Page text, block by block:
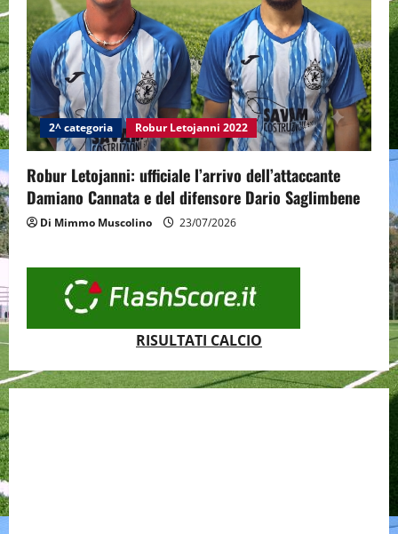
2^ categoria Robur Letojanni 2022
Robur Letojanni: ufficiale l’arrivo dell’attaccante
Damiano Cannata e del difensore Dario Saglimbene
Di Mimmo Muscolino 23/07/2026
RISULTATI CALCIO